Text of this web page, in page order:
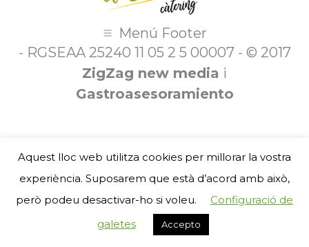
Menú Footer
- RGSEAA 25240 11 05 2 5 00007 - © 2017
ZigZag new media i
Gastroasesoramiento
Aquest lloc web utilitza cookies per millorar la vostra
experiència. Suposarem que està d’acord amb això,
però podeu desactivar-ho si voleu.
Configuració de
galetes
Accepto